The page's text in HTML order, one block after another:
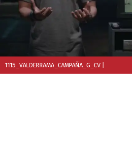
1115_VALDERRAMA_CAMPAÑA_G_CV